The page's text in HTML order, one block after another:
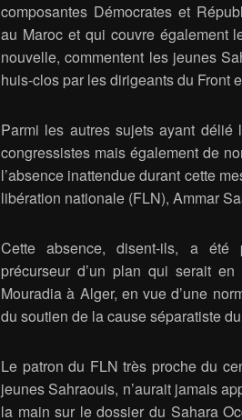
composantes Démocrates et
au Maroc et qui couvre également
nouvelle, commentent les jeunes
huis-clos par les dirigeants du Front
Parmi les autres sujets ayant
congressistes mais également de
l’absence inattendue durant cette
libération nationale (FLN), Ammar
Cette absence, disent-ils, a été
précurseur d’un plan qui serait
Mouradia à Alger, en vue d’une
du soutien de la cause séparatiste
Le patron du FLN très proche du
jeunes Sahraouis, n’aurait jamais
la main sur le dossier du Sahara